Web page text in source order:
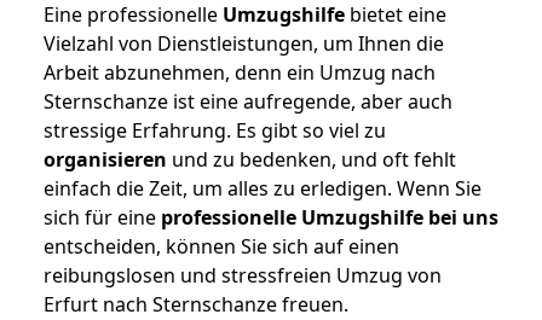
Eine professionelle Umzugshilfe bietet eine
Vielzahl von Dienstleistungen, um Ihnen die
Arbeit abzunehmen, denn ein Umzug nach
Sternschanze ist eine aufregende, aber auch
stressige Erfahrung. Es gibt so viel zu
organisieren und zu bedenken, und oft fehlt
einfach die Zeit, um alles zu erledigen. Wenn Sie
sich für eine professionelle Umzugshilfe bei uns
entscheiden, können Sie sich auf einen
reibungslosen und stressfreien Umzug von
Erfurt nach Sternschanze freuen.